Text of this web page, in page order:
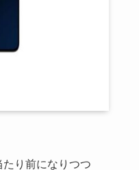
り前になりつつ